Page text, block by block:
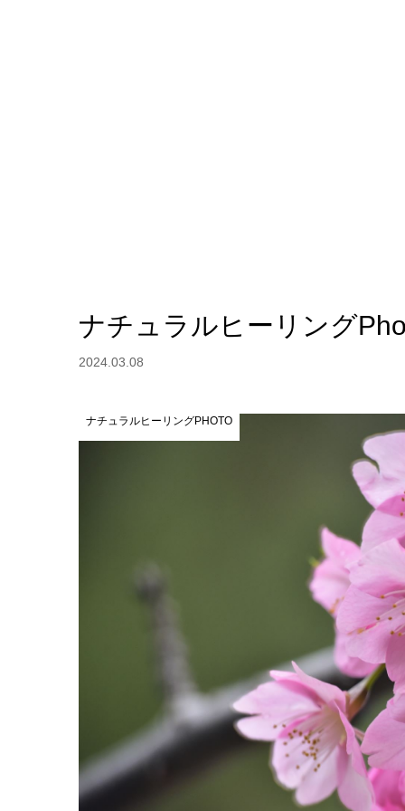
ナチュラルヒーリング
2024.03.08
ナチュラルヒーリングPHOTO